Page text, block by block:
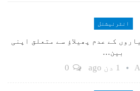
انٹرنیشنل
کے عدم پھیلاؤ سے متعلق اپنی
بین…
1 دن ago